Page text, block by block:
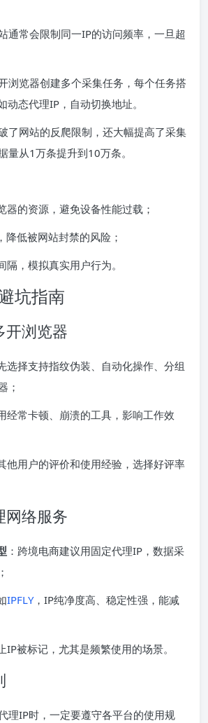
通常会限制同一IP的访问频率，一旦超
浏览器创建多个采集任务，每个任务搭
动态代理IP，自动切换地址。
了网站的反爬限制，还大幅提高了采集
量从1万条提升到10万条。
器的资源，避免设备性能过载；
低被网站封禁的风险；
，模拟真实用户行为。
坑指南
开浏览器
选择支持指纹伪装、自动化操作、分组
；
经常卡顿、崩溃的工具，影响工作效
他用户的评价和使用经验，选择好评率
网络服务
：跨境电商建议用固定代理IP，数据采
IPFLY，IP纯净度高、稳定性强，能减
IP被标记，尤其是频繁使用的场景。
理IP时，一定要遵守各平台的使用规